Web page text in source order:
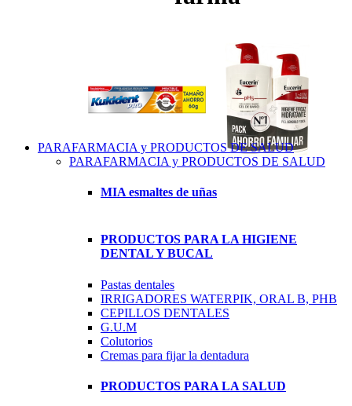
PARAFARMACIA y PRODUCTOS DE SALUD
PARAFARMACIA y PRODUCTOS DE SALUD
MIA esmaltes de uñas
PRODUCTOS PARA LA HIGIENE
DENTAL Y BUCAL
Pastas dentales
IRRIGADORES WATERPIK, ORAL B, PHB
CEPILLOS DENTALES
G.U.M
Colutorios
Cremas para fijar la dentadura
PRODUCTOS PARA LA SALUD